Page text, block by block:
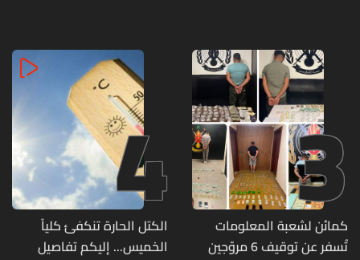
3
كمائن لشعبة المعلومات
تُسفر عن توقيف 6 مروّجين
4
الكتل الحارة تنكفئ كلياً
الخميس... إليكم تفاصيل